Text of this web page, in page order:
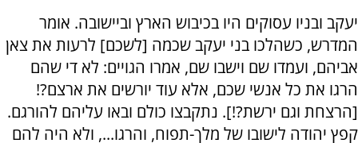
יעקב ובניו עסוקים היו בכיבוש הארץ וביישובה. אומר
המדרש, כשהלכו בני יעקב שכמה [לשכם] לרעות את צאן
אביהם, ועמדו שם וישבו שם, אמרו הגויים: לא די שהם
הרגו את כל אנשי שכם, אלא עוד יורשים את ארצם?!
[הרצחת וגם ירשת?!]. נתקבצו כולם ובאו עליהם להורגם.
קפץ יהודה לישובו של מלך-תפוח, והרגו..., ולא היה להם